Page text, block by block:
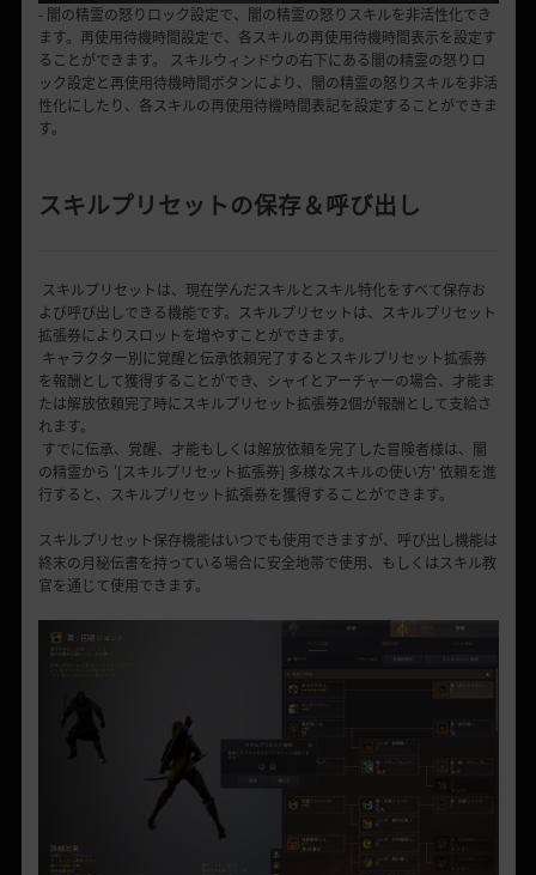
- 闇の精霊の怒りロック設定で、闇の精霊の怒りスキルを非活性化でき
ます。再使用待機時間設定で、各スキルの再使用待機時間表示を設定す
ることができます。 スキルウィンドウの右下にある闇の精霊の怒りロ
ック設定と再使用待機時間ボタンにより、闇の精霊の怒りスキルを非活
性化にしたり、各スキルの再使用待機時間表記を設定することができま
す。
スキルプリセットの保存＆呼び出し
スキルプリセットは、現在学んだスキルとスキル特化をすべて保存お
よび呼び出しできる機能です。スキルプリセットは、スキルプリセット
拡張券によりスロットを増やすことができます。
キャラクター別に覚醒と伝承依頼完了するとスキルプリセット拡張券
を報酬として獲得することができ、シャイとアーチャーの場合、才能ま
たは解放依頼完了時にスキルプリセット拡張券2個が報酬として支給さ
れます。
すでに伝承、覚醒、才能もしくは解放依頼を完了した冒険者様は、闇
の精霊から '[スキルプリセット拡張券] 多様なスキルの使い方' 依頼を進
行すると、スキルプリセット拡張券を獲得することができます。
スキルプリセット保存機能はいつでも使用できますが、呼び出し機能は
終末の月秘伝書を持っている場合に安全地帯で使用、もしくはスキル教
官を通じて使用できます。